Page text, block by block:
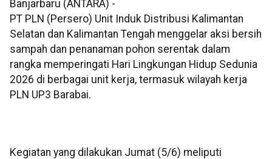
Banjarbaru (ANTARA) -
PT PLN (Persero) Unit Induk Distribusi Kalimantan
Selatan dan Kalimantan Tengah menggelar aksi bersih
sampah dan penanaman pohon serentak dalam
rangka memperingati Hari Lingkungan Hidup Sedunia
2026 di berbagai unit kerja, termasuk wilayah kerja
PLN UP3 Barabai.
Kegiatan yang dilakukan Jumat (5/6) meliputi